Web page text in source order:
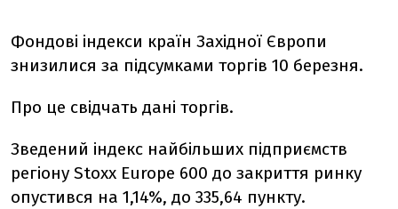
Фондові індекси країн Західної Європи
знизилися за підсумками торгів 10 березня.
Про це свідчать дані торгів.
Зведений індекс найбільших підприємств
регіону Stoxx Europe 600 до закриття ринку
опустився на 1,14%, до 335,64 пункту.